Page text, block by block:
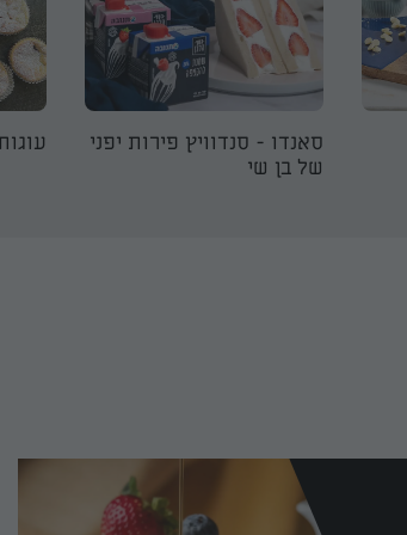
סאנדו - סנדוויץ פירות יפני
של בן שי